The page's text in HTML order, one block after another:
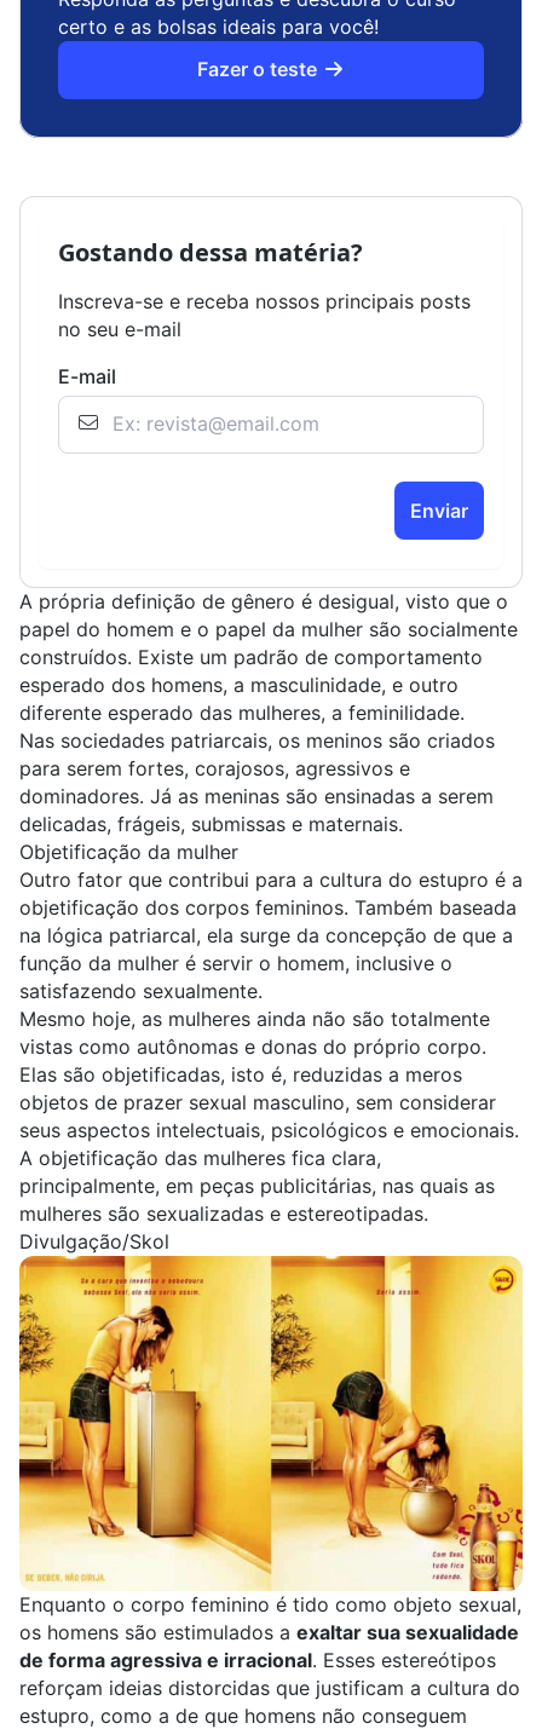
certo e as bolsas ideais para você!
Fazer o teste
Gostando dessa matéria?
Inscreva-se e receba nossos principais posts
no seu e-mail
E-mail
Enviar
A própria definição de gênero é desigual, visto que o
papel do homem e o papel da mulher são socialmente
construídos. Existe um padrão de comportamento
esperado dos homens, a masculinidade, e outro
diferente esperado das mulheres, a feminilidade.
Nas sociedades patriarcais, os meninos são criados
para serem fortes, corajosos, agressivos e
dominadores. Já as meninas são ensinadas a serem
delicadas, frágeis, submissas e maternais.
Objetificação da mulher
Outro fator que contribui para a cultura do estupro é a
objetificação dos corpos femininos. Também baseada
na lógica patriarcal, ela surge da concepção de que a
função da mulher é servir o homem, inclusive o
satisfazendo sexualmente.
Mesmo hoje, as mulheres ainda não são totalmente
vistas como autônomas e donas do próprio corpo.
Elas são objetificadas, isto é, reduzidas a meros
objetos de prazer sexual masculino, sem considerar
seus aspectos intelectuais, psicológicos e emocionais.
A objetificação das mulheres fica clara,
principalmente, em peças publicitárias, nas quais as
mulheres são sexualizadas e estereotipadas.
Divulgação/Skol
Enquanto o corpo feminino é tido como objeto sexual,
os homens são estimulados a exaltar sua sexualidade
de forma agressiva e irracional. Esses estereótipos
reforçam ideias distorcidas que justificam a cultura do
estupro, como a de que homens não conseguem